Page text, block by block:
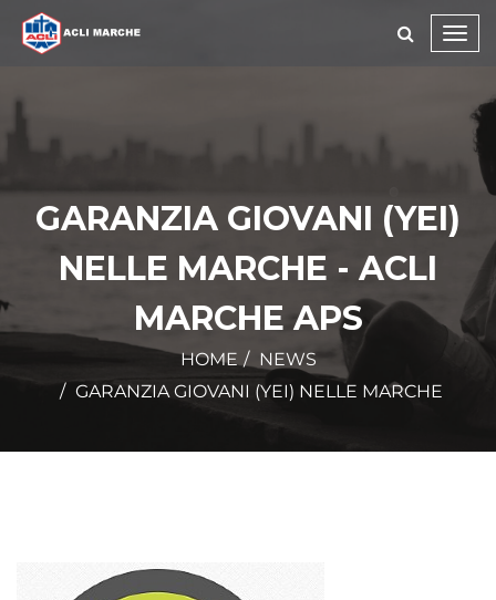
GARANZIA GIOVANI (YEI)
NELLE MARCHE - ACLI
MARCHE APS
HOME
NEWS
GARANZIA GIOVANI (YEI) NELLE MARCHE